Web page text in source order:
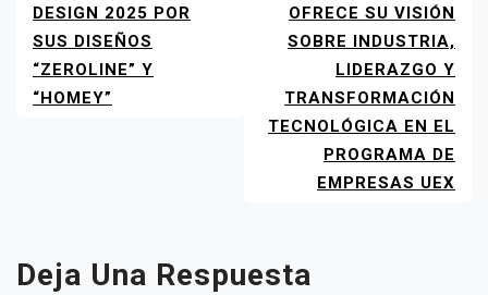
DESIGN 2025 POR
SUS DISEÑOS
“ZEROLINE” Y
“HOMEY”
OFRECE SU VISIÓN
SOBRE INDUSTRIA,
LIDERAZGO Y
TRANSFORMACIÓN
TECNOLÓGICA EN EL
PROGRAMA DE
EMPRESAS UEX
Deja Una Respuesta